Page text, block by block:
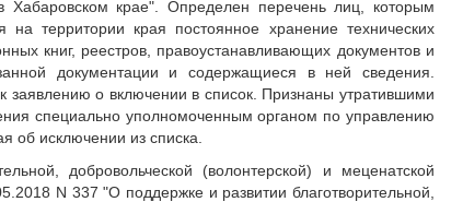
Хабаровском крае". Определен перечень лиц, которым
на территории края постоянное хранение технических
книг, реестров, правоустанавливающих документов и
документации и содержащиеся в ней сведения.
о включении в список. Признаны утратившими
специально уполномоченным органом по управлению
исключении из списка.
добровольческой (волонтерской) и меценатской
N 337 "О поддержке и развитии благотворительной,